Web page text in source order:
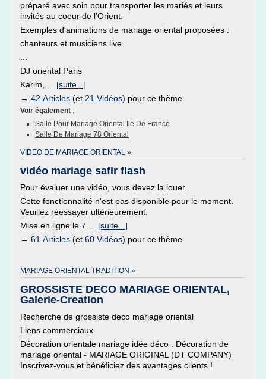
préparé avec soin pour transporter les mariés et leurs
invités au coeur de l'Orient.
Exemples d'animations de mariage oriental proposées :
chanteurs et musiciens live
DJ oriental Paris
Karim,... [suite...]
→ 42 Articles (et 21 Vidéos) pour ce thème
Voir également :
Salle Pour Mariage Oriental Ile De France
Salle De Mariage 78 Oriental
VIDEO DE MARIAGE ORIENTAL »
vidéo mariage safir flash
Pour évaluer une vidéo, vous devez la louer.
Cette fonctionnalité n'est pas disponible pour le moment.
Veuillez réessayer ultérieurement.
Mise en ligne le 7... [suite...]
→ 61 Articles (et 60 Vidéos) pour ce thème
MARIAGE ORIENTAL TRADITION »
GROSSISTE DECO MARIAGE ORIENTAL,
Galerie-Creation
Recherche de grossiste deco mariage oriental
Liens commerciaux
Décoration orientale mariage idée déco . Décoration de
mariage oriental - MARIAGE ORIGINAL (DT COMPANY)
Inscrivez-vous et bénéficiez des avantages clients !